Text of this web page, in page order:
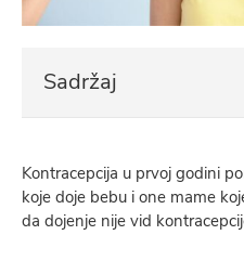
Sadržaj
Kontracepcija u prvoj godini
koje doje bebu i one mame
da dojenje nije vid